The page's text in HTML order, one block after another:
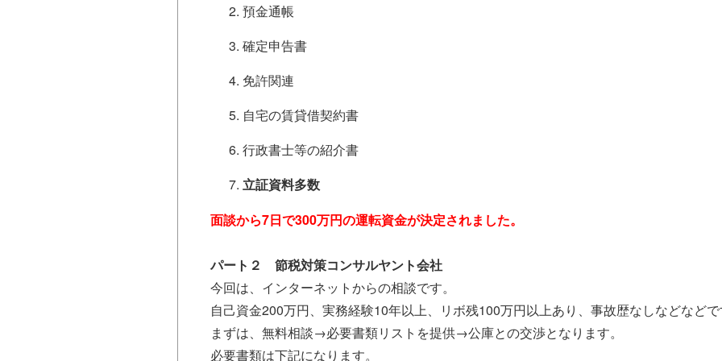
預金通帳
確定申告書
免許関連
自宅の賃貸借契約書
行政書士等の紹介書
立証資料多数
面談から7日で300万円の運転資金が決定されました。
パート２ 節税対策コンサルヤント会社
今回は、インターネットからの相談です。
自己資金200万円、実務経験10年以上、リボ残100万円以上あり、事故歴なしなどなど
まずは、無料相談→必要書類リストを提供→公庫との交渉となります。
必要書類は下記になります。